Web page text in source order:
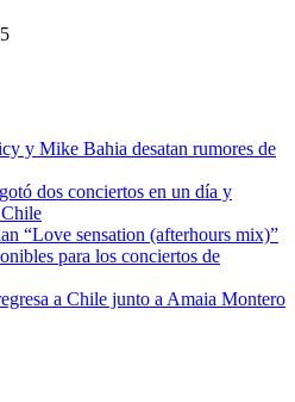
y Mike Bahia desatan rumores de
dos conciertos en un día y
Chile
“Love sensation (afterhours mix)”
para los conciertos de
a Chile junto a Amaia Montero